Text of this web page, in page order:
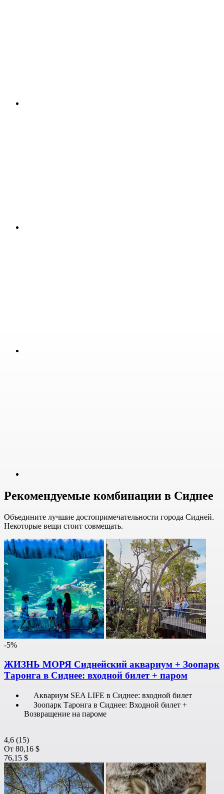
Рекомендуемые комбинации в Сиднее
Объедините лучшие достопримечательности города Сидней.
Некоторые вещи стоит совмещать.
-5%
ЖИЗНЬ МОРЯ Сиднейский аквариум + Зоопарк
Таронга в Сиднее: входной билет + паром
Аквариум SEA LIFE в Сиднее: входной билет
Зоопарк Таронга в Сиднее: Входной билет +
Возвращение на пароме
4,6 (15)
От 80,16 $
76,15 $